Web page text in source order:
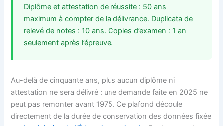
Diplôme et attestation de réussite : 50 ans
maximum à compter de la délivrance. Duplicata de
relevé de notes : 10 ans. Copies d’examen : 1 an
seulement après l’épreuve.
Au-delà de cinquante ans, plus aucun diplôme ni
attestation ne sera délivré : une demande faite en 2025 ne
peut pas remonter avant 1975. Ce plafond découle
directement de la durée de conservation des données fixée